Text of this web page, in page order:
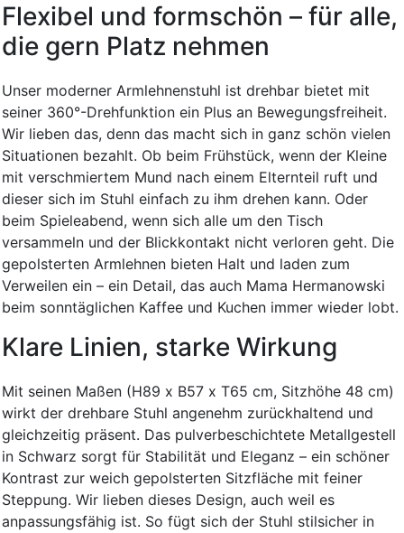
Flexibel und formschön – für alle,
die gern Platz nehmen
Unser moderner Armlehnenstuhl ist drehbar bietet mit
seiner 360°-Drehfunktion ein Plus an Bewegungsfreiheit.
Wir lieben das, denn das macht sich in ganz schön vielen
Situationen bezahlt. Ob beim Frühstück, wenn der Kleine
mit verschmiertem Mund nach einem Elternteil ruft und
dieser sich im Stuhl einfach zu ihm drehen kann. Oder
beim Spieleabend, wenn sich alle um den Tisch
versammeln und der Blickkontakt nicht verloren geht. Die
gepolsterten Armlehnen bieten Halt und laden zum
Verweilen ein – ein Detail, das auch Mama Hermanowski
beim sonntäglichen Kaffee und Kuchen immer wieder lobt.
Klare Linien, starke Wirkung
Mit seinen Maßen (H89 x B57 x T65 cm, Sitzhöhe 48 cm)
wirkt der drehbare Stuhl angenehm zurückhaltend und
gleichzeitig präsent. Das pulverbeschichtete Metallgestell
in Schwarz sorgt für Stabilität und Eleganz – ein schöner
Kontrast zur weich gepolsterten Sitzfläche mit feiner
Steppung. Wir lieben dieses Design, auch weil es
anpassungsfähig ist. So fügt sich der Stuhl stilsicher in